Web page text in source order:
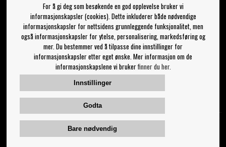
Logg ut
Jeg vil ha tips fra Bengans
OK
Innstillinger for nyhetsbrev
Følg oss på:
For å gi deg som besøkende en god opplevelse bruker vi
informasjonskapsler (cookies). Dette inkluderer både nødvendige
informasjonskapsler for nettsidens grunnleggende funksjonalitet, men
også informasjonskapsler for ytelse, personalisering, markedsføring og
mer. Du bestemmer ved å tilpasse dine innstillinger for
informasjonskapsler etter eget ønske. Mer informasjon om de
informasjonskapslene vi brukerfinner du her.
Innstillinger
Godta
Bare nødvendig